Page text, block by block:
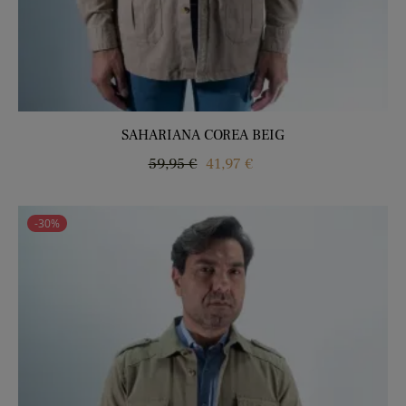
SAHARIANA COREA BEIG
Precio
59,95 € Precio
41,97 €
-30%